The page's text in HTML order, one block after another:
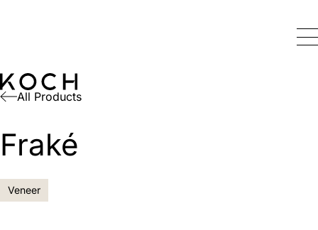
All Products
Fraké
Veneer